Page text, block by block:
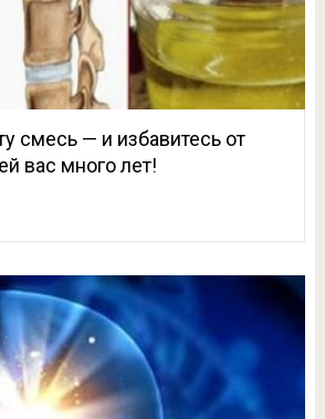
смесь — и избавитесь от
вас много лет!